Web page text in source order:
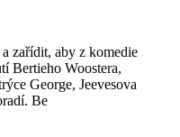
zařídit, aby z komedie
Bertieho Woostera,
George, Jeevesova
Be